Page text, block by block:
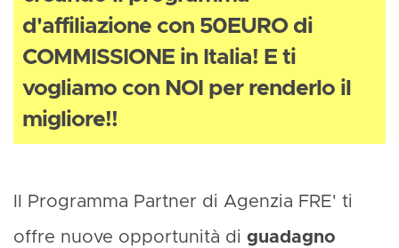
d'affiliazione con 50EURO di
COMMISSIONE in Italia! E ti
vogliamo con NOI per renderlo il
migliore!!
Il Programma Partner di Agenzia FRE' ti
offre nuove opportunità di guadagno